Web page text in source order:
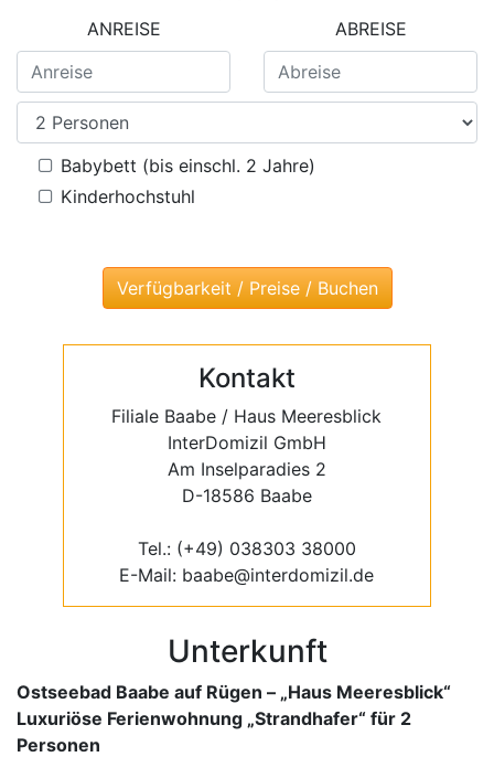
ANREISE ABREISE
Babybett (bis einschl. 2 Jahre)
Kinderhochstuhl
Kontakt
Filiale Baabe / Haus Meeresblick
InterDomizil GmbH
Am Inselparadies 2
D-18586 Baabe
Tel.: (+49) 038303 38000
E-Mail: baabe@interdomizil.de
Unterkunft
Ostseebad Baabe auf Rügen – „Haus Meeresblick“
Luxuriöse Ferienwohnung „Strandhafer“ für 2
Personen